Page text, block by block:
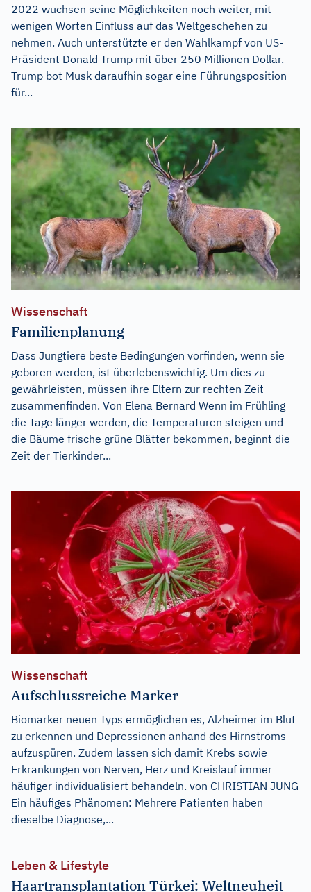
2022 wuchsen seine Möglichkeiten noch weiter, mit
wenigen Worten Einfluss auf das Weltgeschehen zu
nehmen. Auch unterstützte er den Wahlkampf von US-
Präsident Donald Trump mit über 250 Millionen Dollar.
Trump bot Musk daraufhin sogar eine Führungsposition
für...
Wissenschaft
Familienplanung
Dass Jungtiere beste Bedingungen vorfinden, wenn sie
geboren werden, ist überlebenswichtig. Um dies zu
gewährleisten, müssen ihre Eltern zur rechten Zeit
zusammenfinden. Von Elena Bernard Wenn im Frühling
die Tage länger werden, die Temperaturen steigen und
die Bäume frische grüne Blätter bekommen, beginnt die
Zeit der Tierkinder...
Wissenschaft
Aufschlussreiche Marker
Biomarker neuen Typs ermöglichen es, Alzheimer im Blut
zu erkennen und Depressionen anhand des Hirnstroms
aufzuspüren. Zudem lassen sich damit Krebs sowie
Erkrankungen von Nerven, Herz und Kreislauf immer
häufiger individualisiert behandeln. von CHRISTIAN JUNG
Ein häufiges Phänomen: Mehrere Patienten haben
dieselbe Diagnose,...
Leben & Lifestyle
Haartransplantation Türkei: Weltneuheit